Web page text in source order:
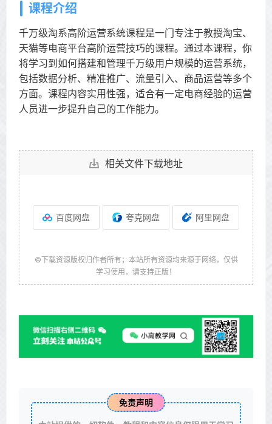
课程介绍
千万级淘系高阶运营系统课程是一门专注于教授淘宝、
天猫等电商平台高阶运营技巧的课程。通过本课程，你
将学习到如何搭建和管理千万级用户规模的运营系统，
包括数据分析、精准推广、流量引入、商品运营等多个
方面。课程内容实用性强，适合有一定电商经验的运营
人员进一步提升自己的工作能力。
相关文件下载地址
百度网盘 夸克网盘 阿里网盘
©下载资源版权归作者所有；本站所有资源均来源于网络，仅供
学习使用，请支持正版！
免责声明